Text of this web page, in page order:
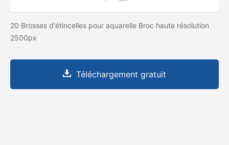
20 Brosses d'étincelles pour aquarelle Broc haute résolution
2500px
Téléchargement gratuit